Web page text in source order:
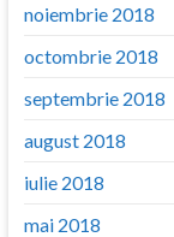
noiembrie 2018
octombrie 2018
septembrie 2018
august 2018
iulie 2018
mai 2018